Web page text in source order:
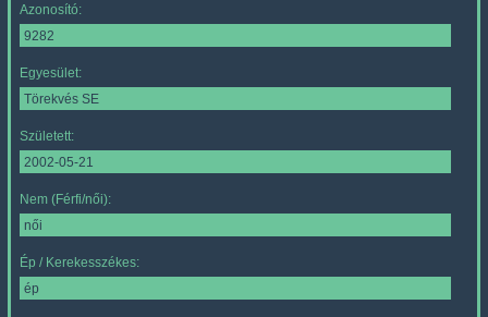
Azonosító:
Egyesület:
Született:
Nem (Férfi/női):
Ép / Kerekesszékes: